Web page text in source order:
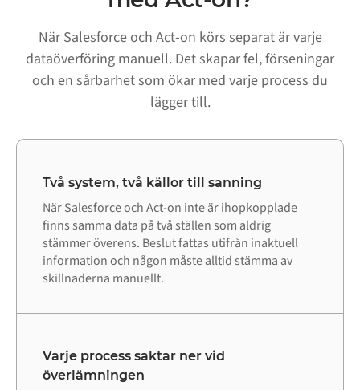
När Salesforce och Act-on körs separat är varje
dataöverföring manuell. Det skapar fel, förseningar
och en sårbarhet som ökar med varje process du
lägger till.
Två system, två källor till sanning
När Salesforce och Act-on inte är ihopkopplade
finns samma data på två ställen som aldrig
stämmer överens. Beslut fattas utifrån inaktuell
information och någon måste alltid stämma av
skillnaderna manuellt.
Varje process saktar ner vid
överlämningen